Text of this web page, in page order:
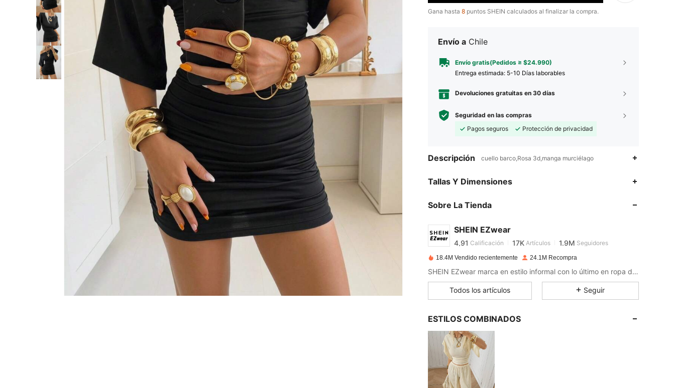
Gana hasta 8 puntos SHEIN calculados al finalizar la compra.
Envío a Chile
Envío gratis(Pedidos ≥ $24.990)
Entrega estimada: 5-10 Días laborables
Devoluciones gratuitas en 30 días
Seguridad en las compras
Pagos seguros
Protección de privacidad
Descripción cuello barco,Rosa 3d,manga murciélago
Tallas Y Dimensiones
Sobre La Tienda
SHEIN EZwear
4,91
4,91 Calificación 17K Artículos 1.9M Seguidores
4,91 17K 1.9M
4,91
4,91
18.4M Vendido recientemente 24.1M Recompra
SHEIN EZwear marca en estilo informal con lo último en ropa desenfadada.
Todos los artículos Seguir
ESTILOS COMBINADOS